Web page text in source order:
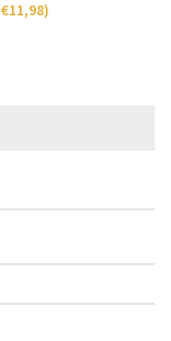
€11,98)